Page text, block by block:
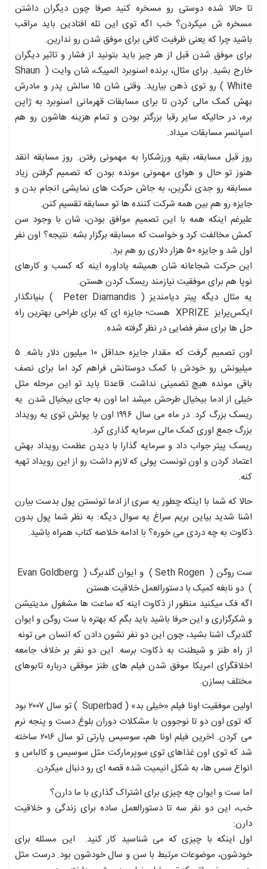
تا حالا شده دوستی رو مسخره کنید صرفا چون دیگران داشتن
مسخره ش میکردن؟ خب اگه توی این تله افتادین باید مراقب
باشید چرا که یعنی ظرفیت کافی برای موفق شدن رو ندارین.
برای موفق شدن قبل از هر چیز باید بتونید از فشار و تاثیر دیگران
خارج بشید. برای مثال، برنده اسنوبرد المپیک، شان وایت ( Shaun
White )‌ رو توی ذهن بیارید. وقتی شان ۱۵ سالش پدر و مادرش
بهش کمک مالی کردن تا برای مسابقات قهرمانی اسنوبرد به ژاپن
بره، در حالیکه سایر رقبا بزرگتر بودن و تمام هزینه هاشون رو هم
اسپانسر مسابقات میداد.
روز قبل مسابقه، بقیه ورزشکارا به مهمونی رفتن. روز مسابقه انقد
هنوز تو حال و هوای مهمونی مونده بودن که تصمیم گرفتن زیاد
مسابقه رو جدی نگرین، به جاش حرکت های نمایشی انجام بدن و
جایزه رو هم بین همه شرکت کننده ها تو مسابقه تقسیم کنن.
علیرغم اینکه همه با این تصمیم موافق بودن، شان با وجود سن
کمش مخالفت کرد و خواست که مسابقه برگزار بشه. نتیجه؟ اون نفر
اول شد و جایزه ۵۰ هزار دلاری رو هم برد.
این حرکت شجاعانه شان همیشه یاداوره اینه که کسب و کارهای
نوپا هم برای موفقیت نیازمند ریسک کردن هستن.
یه مثال دیگه پیتر دیامندیز ( Peter Diamandis )‌ بنیانگذار
ایکس‌پرایز XPRIZE هست؛ جایزه ای که برای طراحی بهترین راه
حل ها برای سفر فضایی در نظر گرفته شده.
اون تصمیم گرفت که مقدار جایزه حداقل ۱۰ میلیون دلار باشه. ۵
میلیونش رو خودش با کمک دوستانش فراهم کرد اما برای نصف
باقی مونده هیچ تضمینی نداشت. قاعدتا باید تو این مرحله مثل
خیلی از ادما بیخیال طرحش میشد اما اون به جای بیخیال شدن یه
ریسک بزرگ کرد. در ماه می سال ۱۹۹۶ اون با پولش توی یه رویداد
بزرگ جمع اوری کمک مالی سرمایه گذاری کرد.
ریسک پیتر جواب داد و سرمایه گذارا با دیدن عظمت رویداد بهش
اعتماد کردن و اون تونست پولی که لازم داشت رو از این رویداد تهیه
کنه.
حالا که شما با اینکه چطور یه سری از ادما تونستن پول بدست بیارن
اشنا شدید بیاین بریم سراغ یه سوال دیگه: به نظر شما پول بدون
ذکاوت به چه دردی می خوره؟ با ادامه خلاصه کتاب همراه باشید.
) دو نابغه کمیک با دستورالعمل خلاقیت هستن
اگه فک میکنید منظور از ذکاوت اینه که ساعت ها مشغول مدیتیشن
و شکرگزاری و این حرفا باشید باید بگم که بهتره با ست روگن و ایوان
گلدبرگ اشنا بشید، چون این دو نفر نشون دادن که انسان می تونه
از راه طنز و شیطنت به ذکاوت برسه. این دو نفر بر خلاف جامعه
اخلاقگرای امریکا موفق شدن فیلم های طنز موفقی درباره تابوهای
مختلف بسازن.
اولین موفقیت اونا فیلم «خیلی بد» ( Superbad ) تو سال ۲۰۰۷ بود
که توی اون دو تا نوجوون با مشکلات دوران بلوغ دست و پنجه نرم
می کردن. اخرین فیلم اونا هم، سوسیس پارتی تو سال ۲۰۱۶ ساخته
شد که توی اون غذاهای توی سوپرمارکت مثل سوسیس و کالباس و
انواع سس ها، به شکل انیمیت شده قصه ای رو دنبال میکردن.
اما ست و ایوان چه چیزی برای اشتراک گذاری با ما دارن؟
خب، این دو نفر سه تا دستورالعمل ساده برای زندگی و خلاقیت
دارن:
اول اینکه با چیزی که می شناسید کار کنید. این مسئله برای
خودشون، موضوعات مرتبط با سن و سال خودشون بود. درست مثل